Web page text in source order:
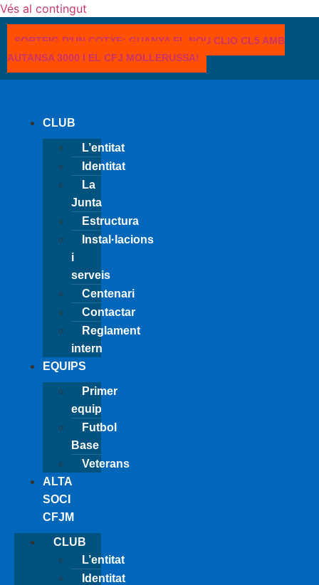
Vés al contingut
SORTEIG D'UN COTXE: GUANYA EL NOU CLIO CL5 AMB
AUTANSA 3000 I EL CFJ MOLLERUSSA!
CLUB
L’entitat
Identitat
La
Junta
Estructura
Instal·lacions
i
serveis
Centenari
Contactar
Reglament
intern
EQUIPS
Primer
equip
Futbol
Base
Veterans
ALTA
SOCI
CFJM
CLUB
L’entitat
Identitat